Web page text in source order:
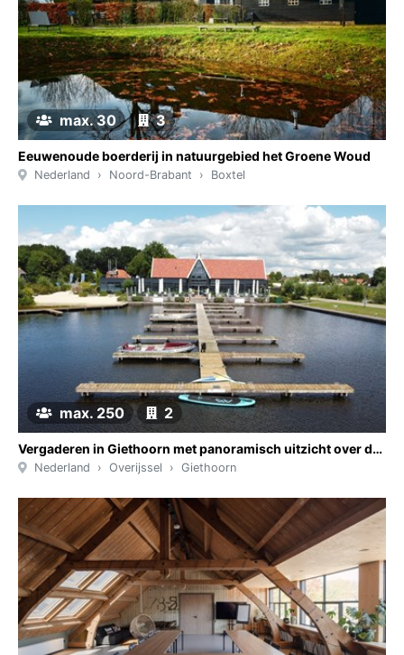
max. 30 3
Eeuwenoude boerderij in natuurgebied het Groene Woud
Nederland Noord-Brabant Boxtel
max. 250 2
Vergaderen in Giethoorn met panoramisch uitzicht over de haven
Nederland Overijssel Giethoorn